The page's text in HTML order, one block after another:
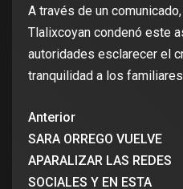
A través de un
Tlalixcoyan condenó este
autoridades esclarecer el
tranquilidad a los
Anterior
SARA ORREGO VUELVE
APARALIZAR LAS REDES
SOCIALES Y EN ESTA